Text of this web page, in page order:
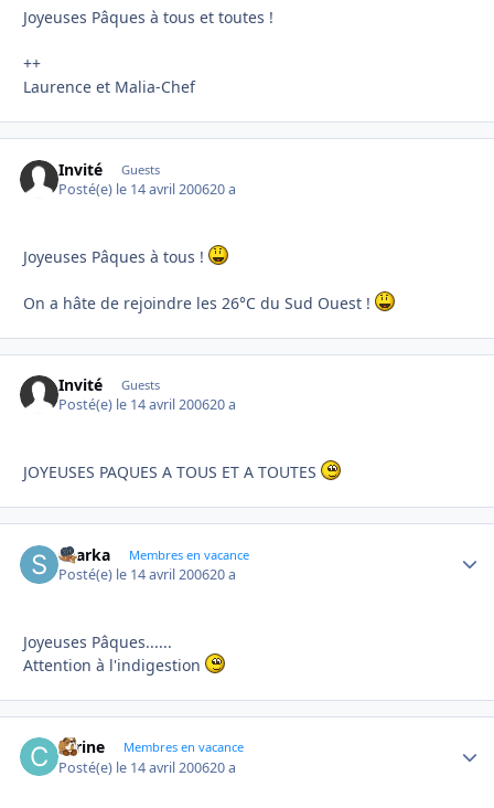
Joyeuses Pâques à tous et toutes !
++
Laurence et Malia-Chef
Invité Guests
Posté(e) le 14 avril 200620 a
Joyeuses Pâques à tous !
On a hâte de rejoindre les 26°C du Sud Ouest !
Invité Guests
Posté(e) le 14 avril 200620 a
JOYEUSES PAQUES A TOUS ET A TOUTES
sharka Membres en vacance
Posté(e) le 14 avril 200620 a
Joyeuses Pâques......
Attention à l'indigestion
carine Membres en vacance
Posté(e) le 14 avril 200620 a